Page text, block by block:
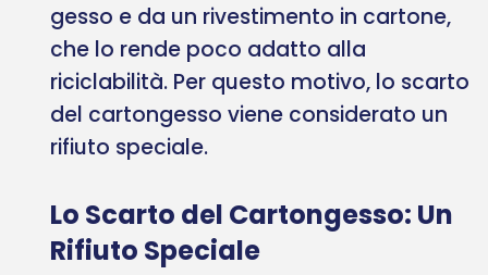
gesso e da un rivestimento in cartone,
che lo rende poco adatto alla
riciclabilità. Per questo motivo, lo scarto
del cartongesso viene considerato un
rifiuto speciale.
Lo Scarto del Cartongesso: Un
Rifiuto Speciale